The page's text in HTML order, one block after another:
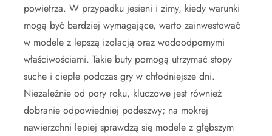
powietrza. W przypadku jesieni i zimy, kiedy warunki
mogą być bardziej wymagające, warto zainwestować
w modele z lepszą izolacją oraz wodoodpornymi
właściwościami. Takie buty pomogą utrzymać stopy
suche i ciepłe podczas gry w chłodniejsze dni.
Niezależnie od pory roku, kluczowe jest również
dobranie odpowiedniej podeszwy; na mokrej
nawierzchni lepiej sprawdzą się modele z głębszym